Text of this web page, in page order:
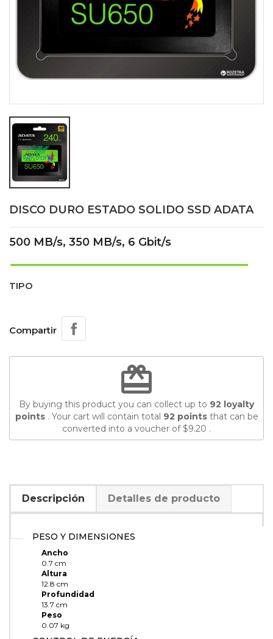
DISCO DURO ESTADO SOLIDO SSD ADATA
500 MB/s, 350 MB/s, 6 Gbit/s
TIPO
Compartir
redeem
By buying this product you can collect up to 92 loyalty
points. Your cart will contain total 92 pointsthat can be
converted into a voucher of$9.20 .
Descripción Detalles de producto
PESO Y DIMENSIONES
Ancho
0.7 cm
Altura
12.8 cm
Profundidad
13.7 cm
Peso
0.07 kg